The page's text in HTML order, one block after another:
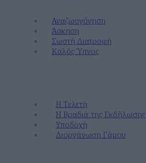
Αναζωογόνηση
Άσκηση
Σωστή Διατροφή
Καλός Ύπνος
Η Τελετή
Η Βραδιά της Εκδήλωσης
Υποδοχή
Διοργάνωση Γάμου